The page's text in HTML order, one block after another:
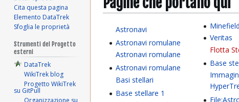
Astronavi
Astronavi romulane
Astronavi romulane
Astronavi romulane
Basi stellari
Base stellare 1
Minefield
Veritas
Flotta
Base
Cita questa pagina
Elemento DataTrek
Sfoglia le proprietà
Strumenti del Progetto
esterni
DataTrek
WikiTrek blog
Progetto WikiTrek
su GitPull